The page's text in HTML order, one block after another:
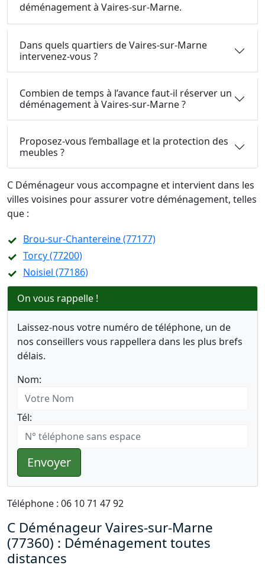
déménagement à Vaires-sur-Marne.
Dans quels quartiers de Vaires-sur-Marne
intervenez-vous ?
Combien de temps à l’avance faut-il réserver un
déménagement à Vaires-sur-Marne ?
Proposez-vous l’emballage et la protection des
meubles ?
C Déménageur vous accompagne et intervient dans les
villes voisines pour assurer votre déménagement, telles
que :
Brou-sur-Chantereine (77177)
Torcy (77200)
Noisiel (77186)
On vous rappelle !
Laissez-nous votre numéro de téléphone, un de
nos conseillers vous rappellera dans les plus brefs
délais.
Nom:
Tél:
Envoyer
Téléphone : 06 10 71 47 92
C Déménageur Vaires-sur-Marne
(77360) : Déménagement toutes
distances